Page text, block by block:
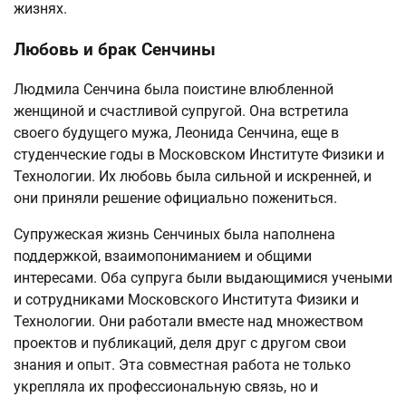
жизнях.
Любовь и брак Сенчины
Людмила Сенчина была поистине влюбленной
женщиной и счастливой супругой. Она встретила
своего будущего мужа, Леонида Сенчина, еще в
студенческие годы в Московском Институте Физики и
Технологии. Их любовь была сильной и искренней, и
они приняли решение официально пожениться.
Супружеская жизнь Сенчиных была наполнена
поддержкой, взаимопониманием и общими
интересами. Оба супруга были выдающимися учеными
и сотрудниками Московского Института Физики и
Технологии. Они работали вместе над множеством
проектов и публикаций, деля друг с другом свои
знания и опыт. Эта совместная работа не только
укрепляла их профессиональную связь, но и